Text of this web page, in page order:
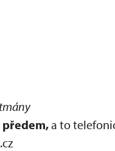
předem,a to